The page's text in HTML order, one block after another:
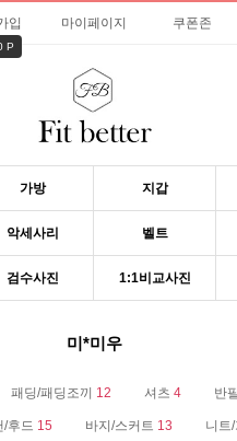
입
P
마이페이지 쿠폰존
가방 지갑
악세사리 벨트
검수사진 1:1비교사진
미*미우
패딩/패딩조끼 12 셔츠 4 반
/후드 15 바지/스커트 13 니트